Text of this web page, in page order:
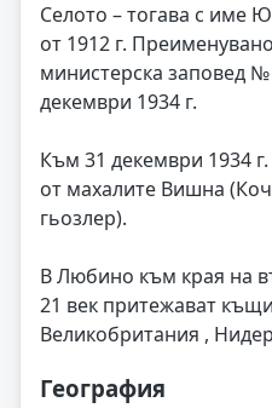
Селото – тогава с име
от 1912 г.
министерска заповед
декември 1934 г.
Към 31 декември 1934
от махалите Вишна
гьозлер).
В Любино към края на
21 век притежават
Великобритания ,
География